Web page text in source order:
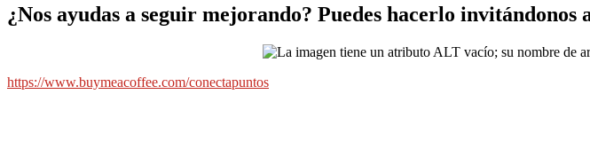
¿Nos ayudas a seguir mejorando? Puedes hacerlo invitándonos
https://www.buymeacoffee.com/conectapuntos